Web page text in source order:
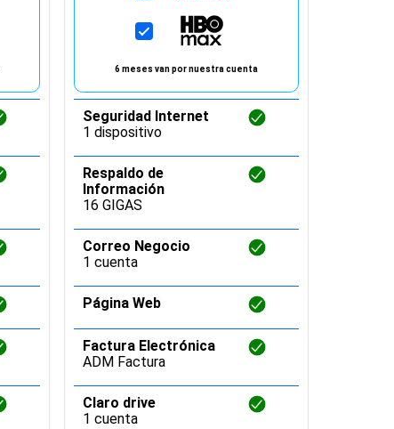
6 meses van por nuestra cuenta
Seguridad Internet
1 dispositivo
Respaldo de
Información
16 GIGAS
Correo Negocio
1 cuenta
Página Web
Factura Electrónica
ADM Factura
Claro drive
1 cuenta